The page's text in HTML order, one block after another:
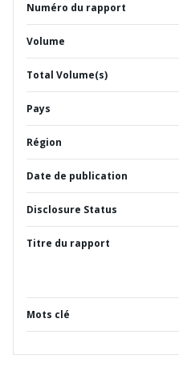
Numéro du rapport
Volume
Total Volume(s)
Pays
Région
Date de publication
Disclosure Status
Titre du rapport
Mots clé